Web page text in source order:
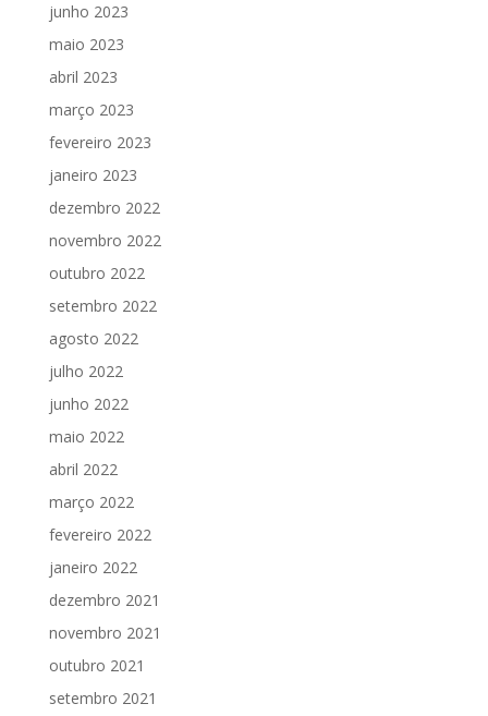
junho 2023
maio 2023
abril 2023
março 2023
fevereiro 2023
janeiro 2023
dezembro 2022
novembro 2022
outubro 2022
setembro 2022
agosto 2022
julho 2022
junho 2022
maio 2022
abril 2022
março 2022
fevereiro 2022
janeiro 2022
dezembro 2021
novembro 2021
outubro 2021
setembro 2021